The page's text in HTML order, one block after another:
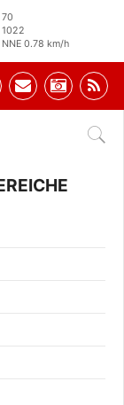
70
1022
NNE 0.78 km/h